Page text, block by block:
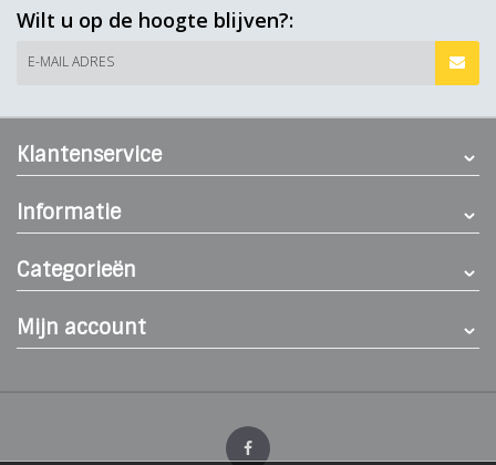
Wilt u op de hoogte blijven?:
E-MAIL ADRES
Klantenservice
Informatie
Categorieën
Mijn account